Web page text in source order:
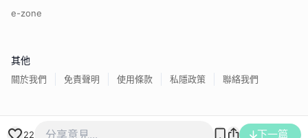
22 下一篇
e-zone
其他
關於我們 免責聲明 使用條款 私隱政策 聯絡我們
香港經濟日報版權所有©